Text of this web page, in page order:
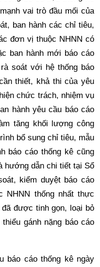
vai trò đầu mối của
ban hành các chỉ tiêu,
đơn vị thuộc NHNN có
ban hành mới báo cáo
soát với hệ thống báo
thiết, khả thi của yêu
chức trách, nhiệm vụ
hành yêu cầu báo cáo
tăng khối lượng công
bổ sung chỉ tiêu, mẫu
báo cáo thống kê cũng
hướng dẫn chi tiết tại Sổ
kiểm duyệt báo cáo
NHNN thống nhất thực
đã được tinh gọn, loại bỏ
gánh nặng báo cáo
báo cáo thống kê ngày